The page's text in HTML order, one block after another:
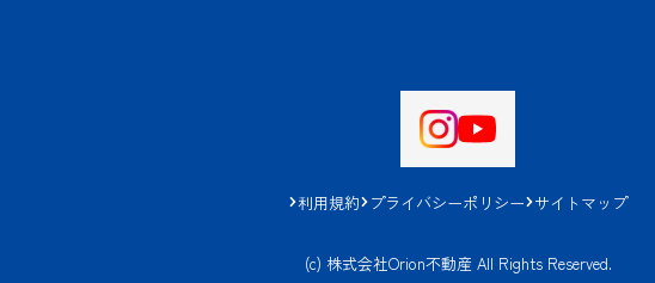
利用規約 プライバシーポリシー サイトマップ
(c) 株式会社Orion不動産 All Rights Reserved.